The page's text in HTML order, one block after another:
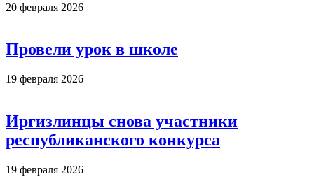
20 февраля 2026
Провели урок в школе
19 февраля 2026
Иргизлинцы снова участники
республиканского конкурса
19 февраля 2026